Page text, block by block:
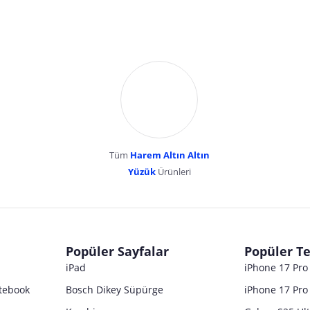
YENİBOSNA MERKEZ MAH LADİN SOK
Tüm Harem Altın Altın
YüzükÜrünleri
Popüler Sayfalar
iPad
Bosch Dikey Süpürge
Popüler
iPhone 17
iPhone 17 Pro